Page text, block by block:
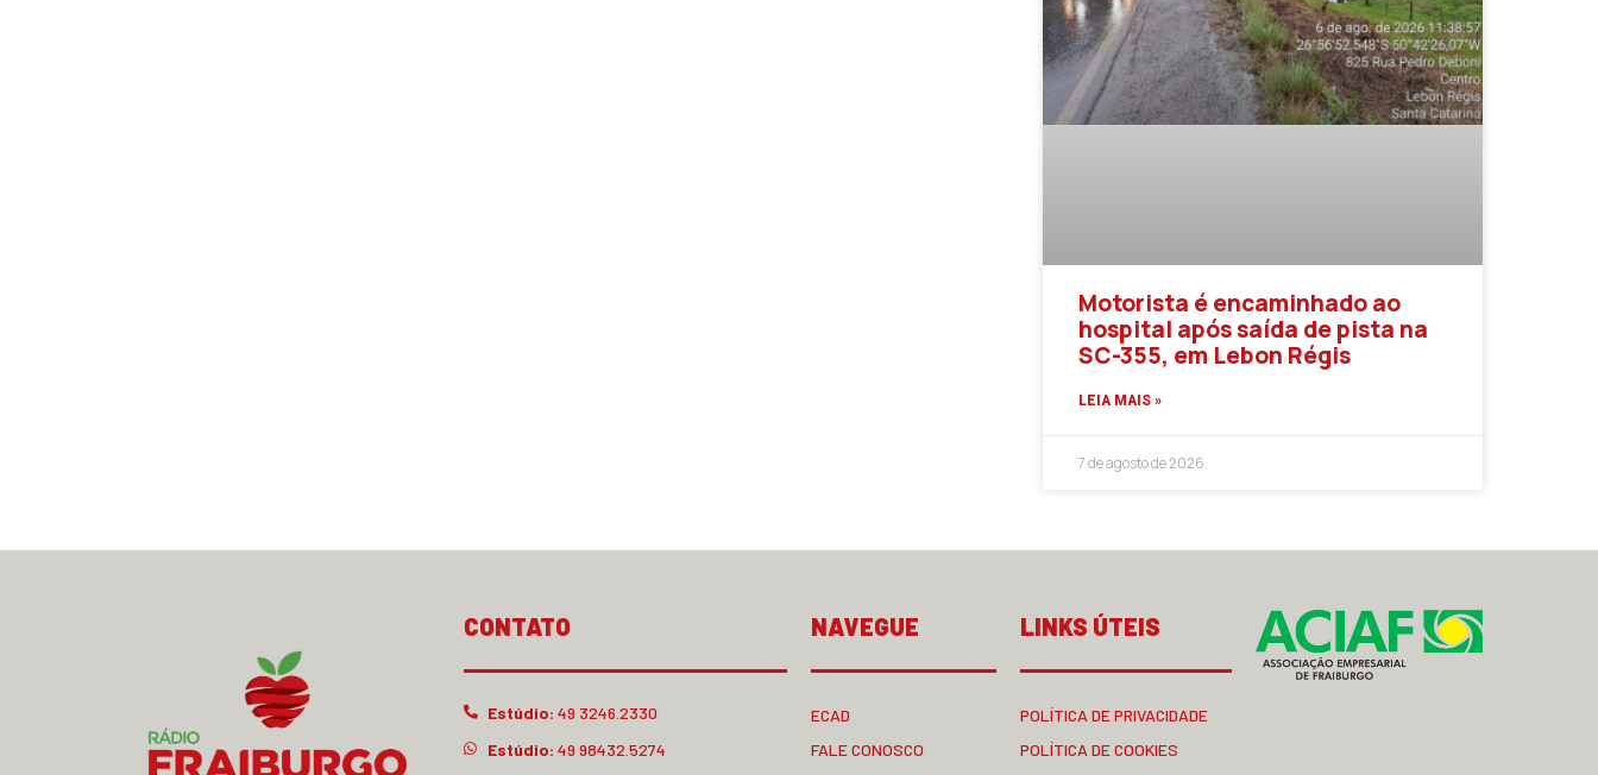
Motorista é encaminhado ao
hospital após saída de pista na
SC-355, em Lebon Régis
LEIA MAIS »
7 de agosto de 2026
CONTATO
Estúdio: 49 3246.2330
Estúdio: 49 98432.5274
NAVEGUE
ECAD
FALE CONOSCO
LINKS ÚTEIS
POLÍTICA DE PRIVACIDADE
POLÍTICA DE COOKIES